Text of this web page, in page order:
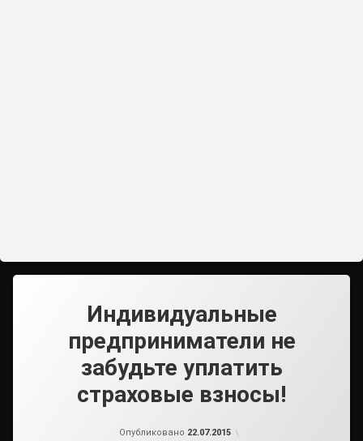
Индивидуальные
предприниматели не
забудьте уплатить
страховые взносы!
Опубликовано 22.07.2015